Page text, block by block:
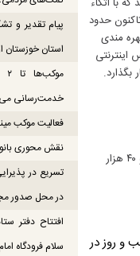
حدود
مندی
۲۰۰ هزار تومان از طریق آدرس اینترنتی
توزیع یخ و آب در نقطه صفر مرزی مهندس محمدی رئیس ستاد توسعه و بازسازی عتبات عالیات استان امروز ۲۵ مرداد ۱۸۰۰ قالب یخ و ۴۰ هزار
و روز در
پیام تقدیر و
استان خوزستان
خدمت‌رسانی
فعالیت موکب میناب ۱۶۸ در مسیر پیاده
نقش محوری
تسریع در
در محل صدور
افتتاح دفتر
سلام فرودگاه